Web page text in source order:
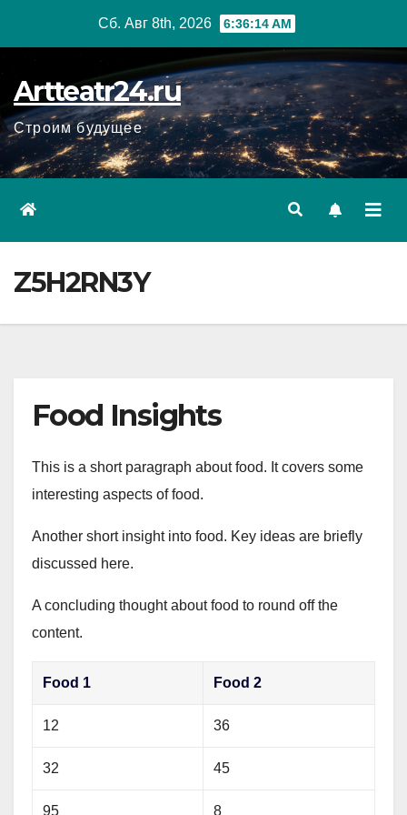
Сб. Авг 8th, 2026 6:36:15 AM
Artteatr24.ru
Строим будущее
Z5H2RN3Y
Food Insights
This is a short paragraph about food. It covers some
interesting aspects of food.
Another short insight into food. Key ideas are briefly
discussed here.
A concluding thought about food to round off the
content.
Food 1 Food 2
12 36
32 45
95 8